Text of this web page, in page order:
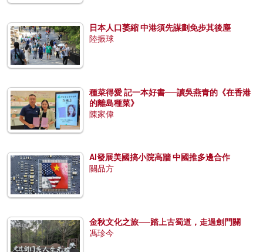
日本人口萎縮 中港須先謀劃免步其後塵
陸振球
種菜得愛 記一本好書──讀吳燕青的《在香港
的離島種菜》
陳家偉
AI發展美國搞小院高牆 中國推多邊合作
關品方
金秋文化之旅──踏上古蜀道，走過劍門關
馮珍今